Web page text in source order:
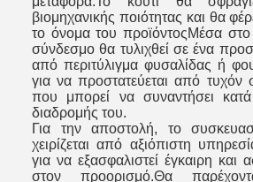
βιομηχανικής ποιότητας και θα
το όνομα του προϊόντοςΜέσα στο
σύνδεσμο θα τυλιχθεί σε ένα
από περιτύλιγμα φυσαλίδας ή
για να προστατεύεται από τυχόν
που μπορεί να συναντήσει κατά
διαδρομής του.
Για την αποστολή, το
χειρίζεται από αξιόπιστη
για να εξασφαλιστεί έγκαιρη
στον προορισμό.Θα